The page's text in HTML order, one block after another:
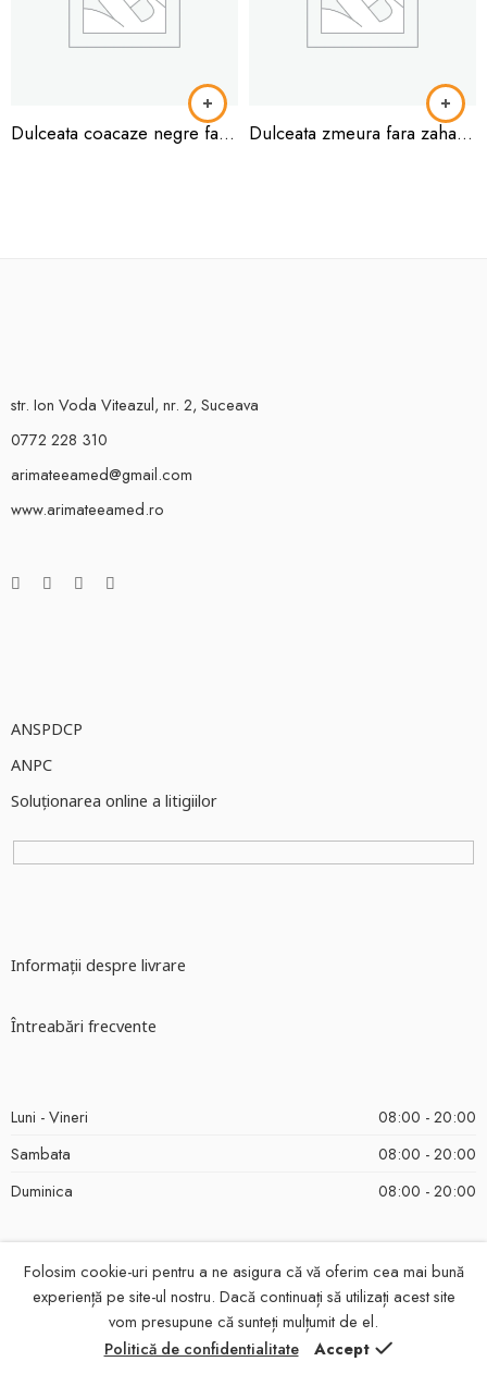
Dulceata coacaze negre fara zahar 360gr Dulceata zmeura fara zahar 360gr
str. Ion Voda Viteazul, nr. 2, Suceava
0772 228 310
arimateeamed@gmail.com
www.arimateeamed.ro
ANSPDCP
ANPC
Soluționarea online a litigiilor
Informații despre livrare
Întreabări frecvente
Luni - Vineri
08:00 - 20:00
Sambata
08:00 - 20:00
Duminica
08:00 - 20:00
© 2022Arimateea - Toate drepturile rezervate
Folosim cookie-uri pentru a ne asigura că vă oferim cea mai bună
experiență pe site-ul nostru. Dacă continuați să utilizați acest site
vom presupune că sunteți mulțumit de el.
Politică de confidentialitate
Accept